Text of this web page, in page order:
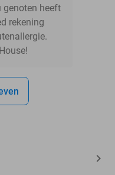
genoten heeft
rekening